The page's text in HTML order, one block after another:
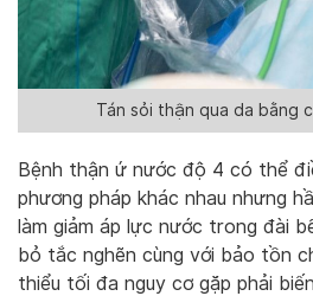
Tán sỏi thận qua da bằng
Bệnh thận ứ nước độ 4 có thể
phương pháp khác nhau nhưng
làm giảm áp lực nước trong đài
bỏ tắc nghẽn cùng với bảo tồn
thiểu tối đa nguy cơ gặp phải